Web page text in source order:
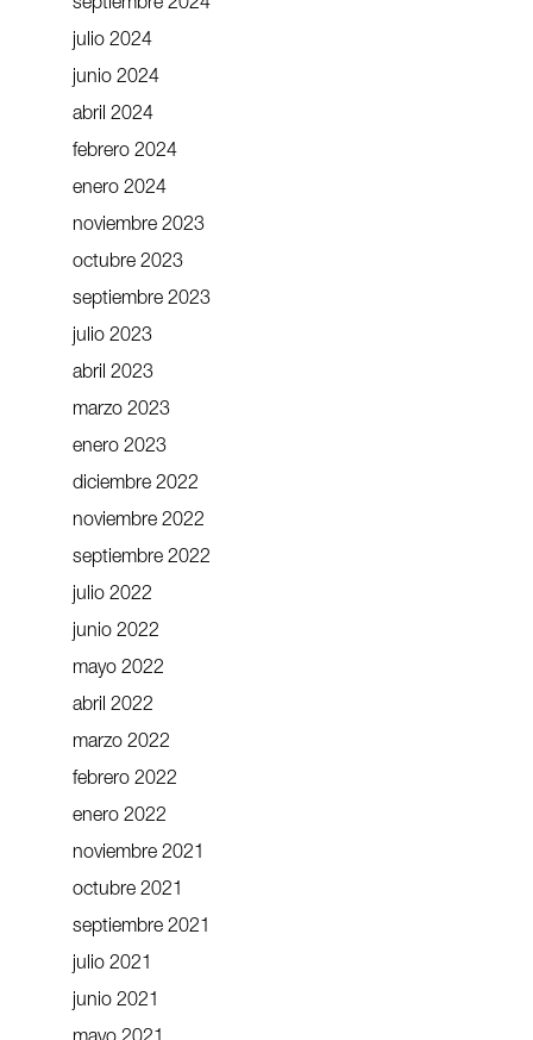
septiembre 2024
julio 2024
junio 2024
abril 2024
febrero 2024
enero 2024
noviembre 2023
octubre 2023
septiembre 2023
julio 2023
abril 2023
marzo 2023
enero 2023
diciembre 2022
noviembre 2022
septiembre 2022
julio 2022
junio 2022
mayo 2022
abril 2022
marzo 2022
febrero 2022
enero 2022
noviembre 2021
octubre 2021
septiembre 2021
julio 2021
junio 2021